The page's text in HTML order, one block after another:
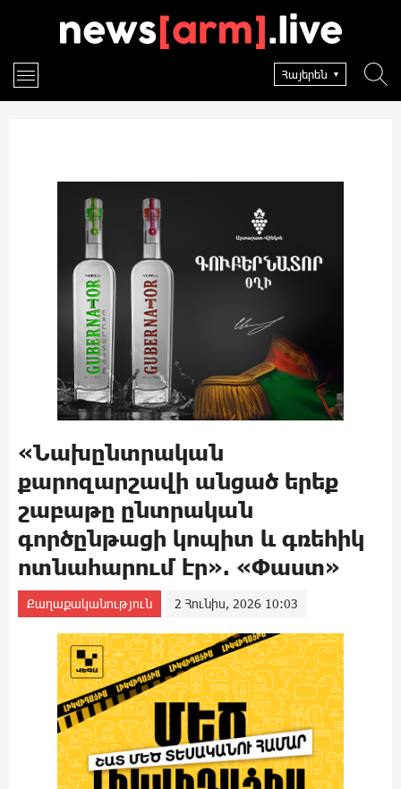
Հայերեն
«Նախընտրական
քարոզարշավի անցած երեք
շաբաթը ընտրական
գործընթացի կոպիտ և գռեհիկ
ոտնահարում էր». «Փաստ»
Քաղաքականություն 2 Հունիս, 2026 10:03